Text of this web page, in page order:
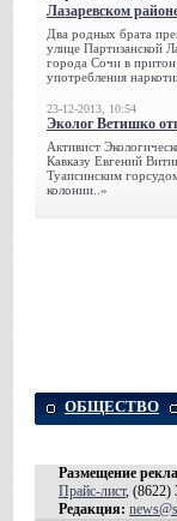
Лазаревском
Два родных брата
улице Партизанской
города Сочи в притон
употребления
23-12-2013, 10:54
Эколог Ветишко
Активист
Кавказу Евгений
Туапсинским
колонии..»
ОБЩЕСТВО
Размещение
Прайс-лист, (8622)
Редакция: